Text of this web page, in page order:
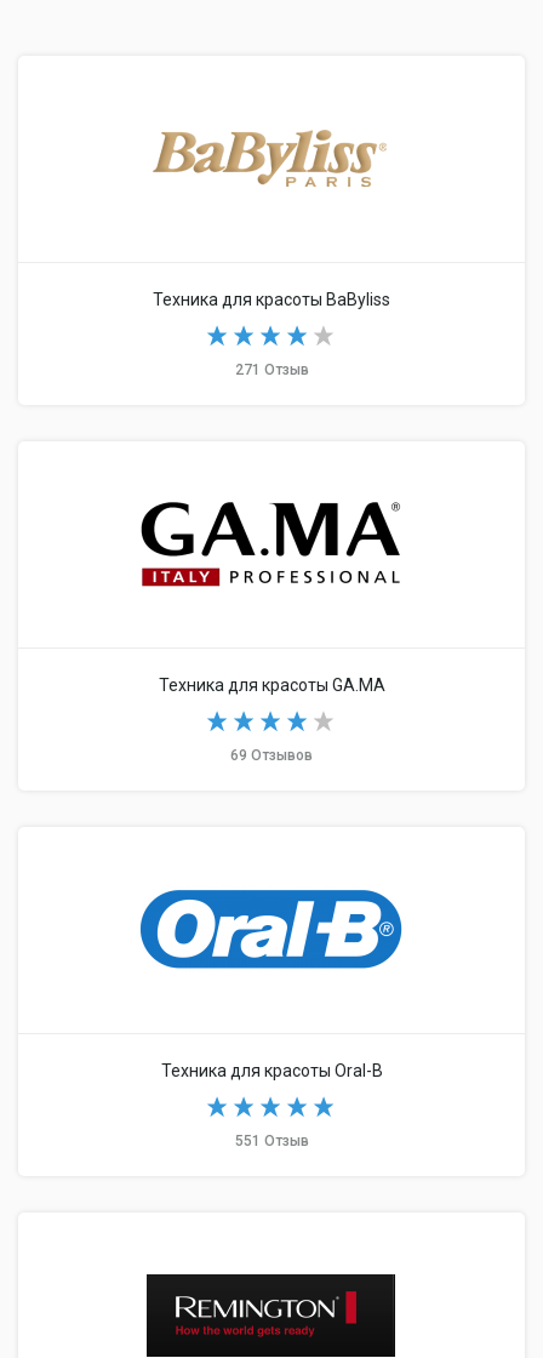
Техника для красоты BaByliss
271 Отзыв
Техника для красоты GA.MA
69 Отзывов
Техника для красоты Oral-B
551 Отзыв